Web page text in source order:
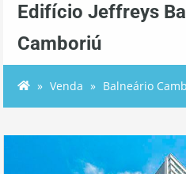
Edifício Jeffreys
Camboriú
Venda Balneário